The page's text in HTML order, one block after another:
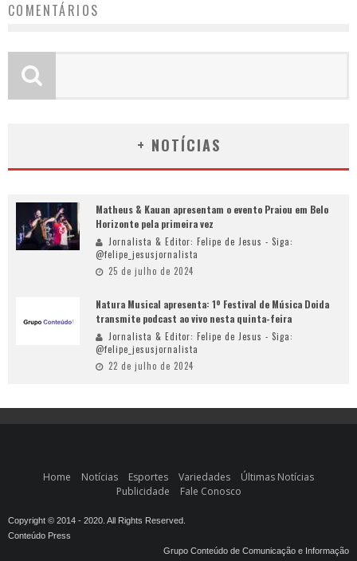
COMENTÁRIOS
+ NOTÍCIAS
Matheus & Kauan apresentam o evento Praiou em Belo
Horizonte pela primeira vez
Jornalista & Editor: Felipe de Jesus - Siga:
@felipe_jesusjornalista
25 de julho de 2024
Natura Musical apresenta: 1º Festival de Música Doida
transmite podcast ao vivo nesta quinta-feira
Jornalista & Editor: Felipe de Jesus - Siga:
@felipe_jesusjornalista
22 de julho de 2024
Home Notícias Esportes Variedades
Últimas Notícias
Publicidade
Fale Conosco
Copyright © 2014 - 2020. All Rights Reserved.
Conteúdo Press
Grupo Conteúdo de Comunicação e Informação